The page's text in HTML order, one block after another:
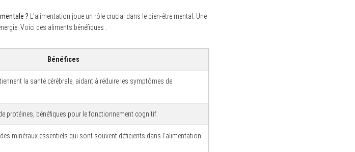
? L’alimentation joue un rôle crucial dans le bien-être mental. Une
Voici des aliments bénéfiques :
Bénéfices
la santé cérébrale, aidant à réduire les symptômes de
protéines, bénéfiques pour le fonctionnement cognitif.
minéraux essentiels qui sont souvent déficients dans l’alimentation